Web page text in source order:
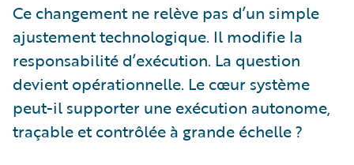
Ce changement ne relève pas d’un simple
ajustement technologique. Il modifie la
responsabilité d’exécution. La question
devient opérationnelle. Le cœur système
peut-il supporter une exécution autonome,
traçable et contrôlée à grande échelle ?